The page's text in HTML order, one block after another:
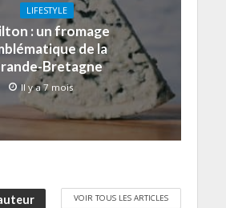
LIFESTYLE
: un fromage
de la
Bretagne
Il y a 7 mois
VOIR TOUS LES ARTICLES